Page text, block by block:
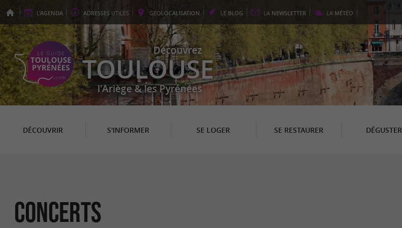
L'AGENDA ADRESSES UTILES GEOLOCALISATION LE BLOG LA NEWSLETTER LA MÉTÉO
Découvrez
TOULOUSE
l'Ariège & les Pyrénées
DÉCOUVRIR S'INFORMER SE LOGER SE RESTAURER DÉGUSTER
Concerts